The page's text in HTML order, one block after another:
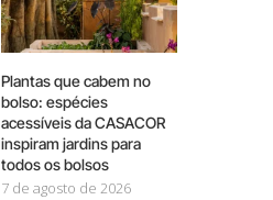
Plantas que cabem no
bolso: espécies
acessíveis da CASACOR
inspiram jardins para
todos os bolsos
7 de agosto de 2026